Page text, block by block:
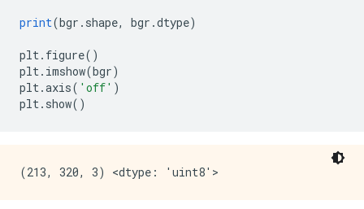
print(bgr . shape, bgr .dtype)
plt. figure()
plt. imshow(bgr)
plt.axis( 'off' )
plt. show()